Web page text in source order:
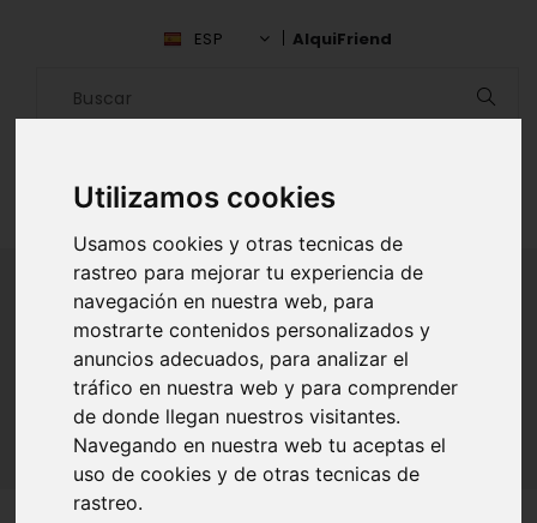
Utilizamos cookies
Usamos cookies y otras tecnicas de
rastreo para mejorar tu experiencia de
navegación en nuestra web, para
mostrarte contenidos personalizados y
anuncios adecuados, para analizar el
tráfico en nuestra web y para comprender
de donde llegan nuestros visitantes.
Navegando en nuestra web tu aceptas el
uso de cookies y de otras tecnicas de
rastreo.
ESP AlquiFriend
ALQUILAR AMIGO
Inicio Amigos Melilla Leslie Narvaes